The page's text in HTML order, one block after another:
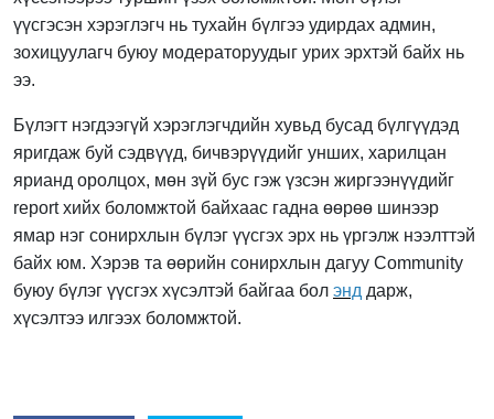
үүсгэсэн хэрэглэгч нь тухайн бүлгээ удирдах админ,
зохицуулагч буюу модераторуудыг урих эрхтэй байх нь
ээ.
Бүлэгт нэгдээгүй хэрэглэгчдийн хувьд бусад бүлгүүдэд
яригдаж буй сэдвүүд, бичвэрүүдийг унших, харилцан
ярианд оролцох, мөн зүй бус гэж үзсэн жиргээнүүдийг
report хийх боломжтой байхаас гадна өөрөө шинээр
ямар нэг сонирхлын бүлэг үүсгэх эрх нь үргэлж нээлттэй
байх юм. Хэрэв та өөрийн сонирхлын дагуу Community
буюу бүлэг үүсгэх хүсэлтэй байгаа бол энд дарж,
хүсэлтээ илгээх боломжтой.